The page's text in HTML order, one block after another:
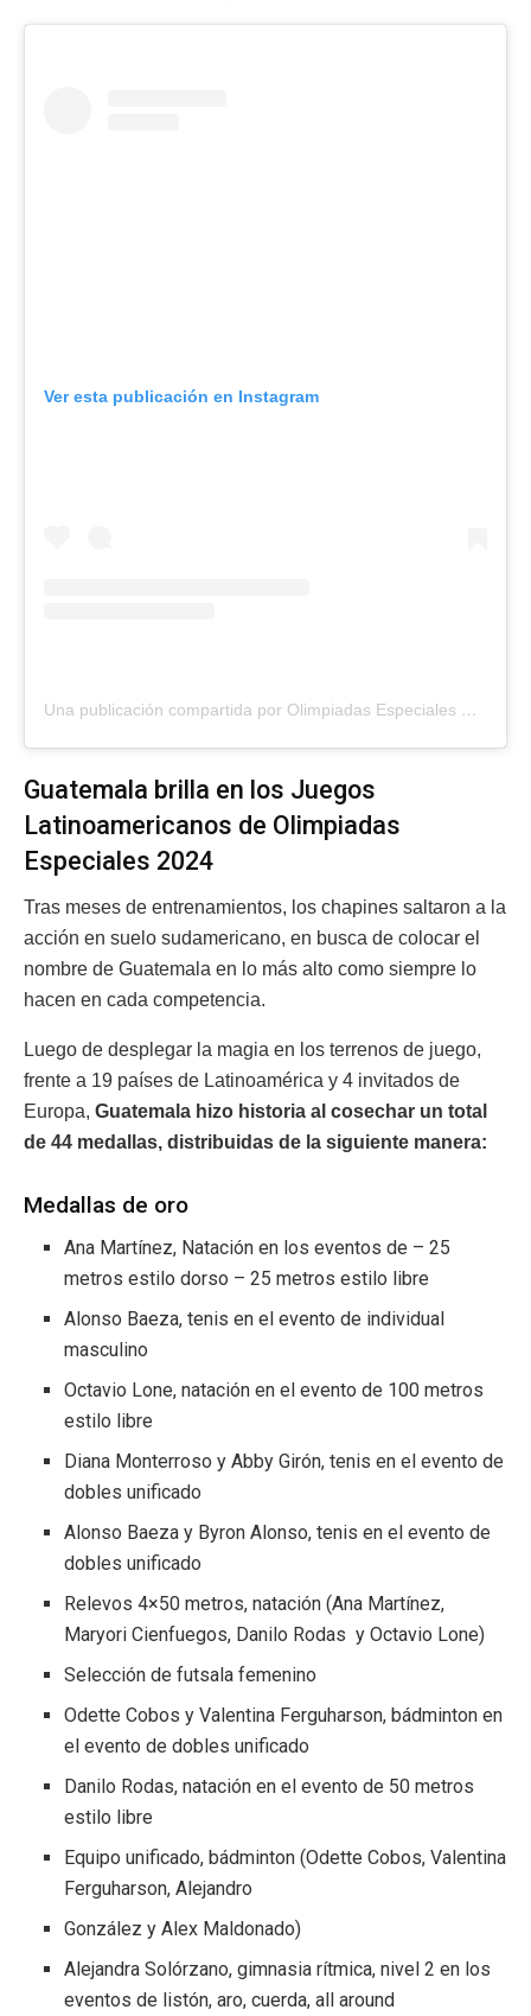
Ver esta publicación en Instagram
Una publicación compartida por Olimpiadas Especiales Guate (@oeguatemala)
Guatemala brilla en los Juegos
Latinoamericanos de Olimpiadas
Especiales 2024
Tras meses de entrenamientos, los chapines saltaron a la
acción en suelo sudamericano, en busca de colocar el
nombre de Guatemala en lo más alto como siempre lo
hacen en cada competencia.
Luego de desplegar la magia en los terrenos de juego,
frente a 19 países de Latinoamérica y 4 invitados de
Europa, Guatemala hizo historia al cosechar un total
de 44 medallas, distribuidas de la siguiente manera:
Medallas de oro
Ana Martínez, Natación en los eventos de – 25
metros estilo dorso – 25 metros estilo libre
Alonso Baeza, tenis en el evento de individual
masculino
Octavio Lone, natación en el evento de 100 metros
estilo libre
Diana Monterroso y Abby Girón, tenis en el evento de
dobles unificado
Alonso Baeza y Byron Alonso, tenis en el evento de
dobles unificado
Relevos 4×50 metros, natación (Ana Martínez,
Maryori Cienfuegos, Danilo Rodas y Octavio Lone)
Selección de futsala femenino
Odette Cobos y Valentina Ferguharson, bádminton en
el evento de dobles unificado
Danilo Rodas, natación en el evento de 50 metros
estilo libre
Equipo unificado, bádminton (Odette Cobos, Valentina
Ferguharson, Alejandro
González y Alex Maldonado)
Alejandra Solórzano, gimnasia rítmica, nivel 2 en los
eventos de listón, aro, cuerda, all around